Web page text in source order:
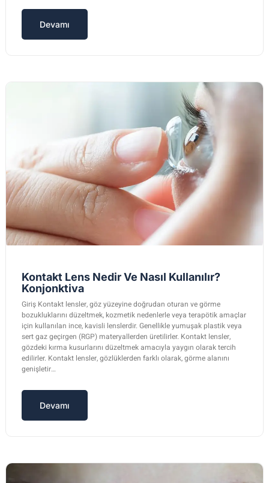
Devamı
Kontakt Lens Nedir Ve Nasıl Kullanılır?
Konjonktiva
Giriş Kontakt lensler, göz yüzeyine doğrudan oturan ve görme
bozukluklarını düzeltmek, kozmetik nedenlerle veya terapötik amaçlar
için kullanılan ince, kavisli lenslerdir. Genellikle yumuşak plastik veya
sert gaz geçirgen (RGP) materyallerden üretilirler. Kontakt lensler,
gözdeki kırma kusurlarını düzeltmek amacıyla yaygın olarak tercih
edilirler. Kontakt lensler, gözlüklerden farklı olarak, görme alanını
genişletir…
Devamı